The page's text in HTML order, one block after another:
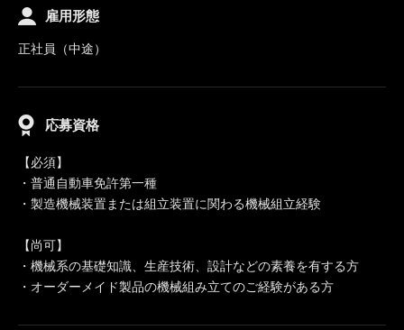
雇用形態
正社員（中途）
応募資格
【必須】
・普通自動車免許第一種
・製造機械装置または組立装置に関わる機械組立経験
【尚可】
・機械系の基礎知識、生産技術、設計などの素養を有する方
・オーダーメイド製品の機械組み立てのご経験がある方